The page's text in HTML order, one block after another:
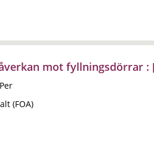
mot fyllningsdörrar
(FOA)